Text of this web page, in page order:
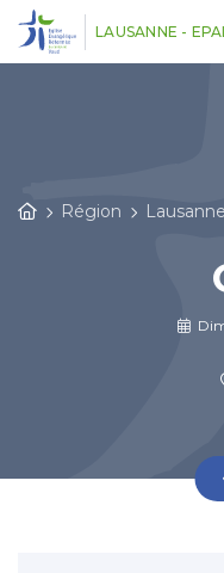
LAUSANNE -
Région
Panneau de gestion